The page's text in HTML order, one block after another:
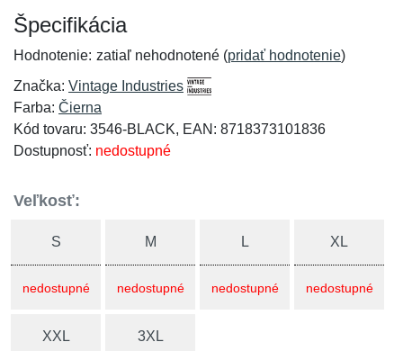
Špecifikácia
Hodnotenie: zatiaľ nehodnotené (pridať hodnotenie)
Značka: Vintage Industries
Farba: Čierna
Kód tovaru: 3546-BLACK, EAN: 8718373101836
Dostupnosť: nedostupné
Veľkosť:
S
nedostupné
M
nedostupné
L
nedostupné
XL
nedostupné
XXL 3XL